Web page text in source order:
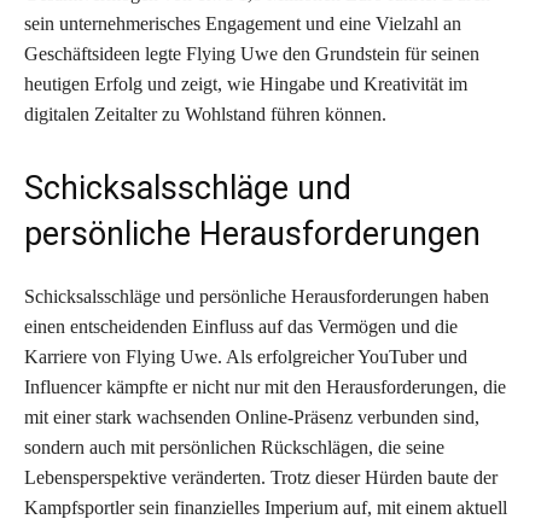
sein unternehmerisches Engagement und eine Vielzahl an
Geschäftsideen legte Flying Uwe den Grundstein für seinen
heutigen Erfolg und zeigt, wie Hingabe und Kreativität im
digitalen Zeitalter zu Wohlstand führen können.
Schicksalsschläge und
persönliche Herausforderungen
Schicksalsschläge und persönliche Herausforderungen haben
einen entscheidenden Einfluss auf das Vermögen und die
Karriere von Flying Uwe. Als erfolgreicher YouTuber und
Influencer kämpfte er nicht nur mit den Herausforderungen, die
mit einer stark wachsenden Online-Präsenz verbunden sind,
sondern auch mit persönlichen Rückschlägen, die seine
Lebensperspektive veränderten. Trotz dieser Hürden baute der
Kampfsportler sein finanzielles Imperium auf, mit einem aktuell